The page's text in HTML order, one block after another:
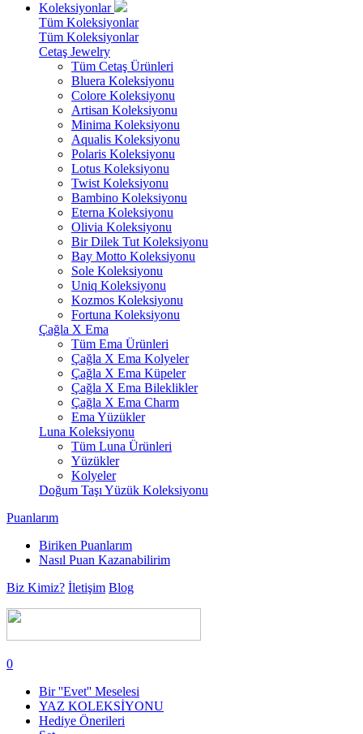
Koleksiyonlar
Tüm Koleksiyonlar
Tüm Koleksiyonlar
Cetaş Jewelry
Tüm Cetaş Ürünleri
Bluera Koleksiyonu
Colore Koleksiyonu
Artisan Koleksiyonu
Minima Koleksiyonu
Aqualis Koleksiyonu
Polaris Koleksiyonu
Lotus Koleksiyonu
Twist Koleksiyonu
Bambino Koleksiyonu
Eterna Koleksiyonu
Olivia Koleksiyonu
Bir Dilek Tut Koleksiyonu
Bay Motto Koleksiyonu
Sole Koleksiyonu
Uniq Koleksiyonu
Kozmos Koleksiyonu
Fortuna Koleksiyonu
Çağla X Ema
Tüm Ema Ürünleri
Çağla X Ema Kolyeler
Çağla X Ema Küpeler
Çağla X Ema Bileklikler
Çağla X Ema Charm
Ema Yüzükler
Luna Koleksiyonu
Tüm Luna Ürünleri
Yüzükler
Kolyeler
Doğum Taşı Yüzük Koleksiyonu
Puanlarım
Biriken Puanlarım
Nasıl Puan Kazanabilirim
Biz Kimiz? İletişim Blog
0
Bir ''Evet'' Meselesi
YAZ KOLEKSİYONU
Hediye Önerileri